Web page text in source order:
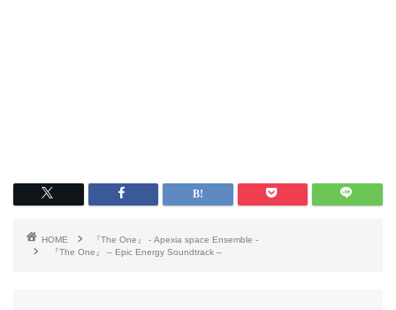
HOME
『The One』 - Apexia space Ensemble -
『The One』 – Epic Energy Soundtrack –